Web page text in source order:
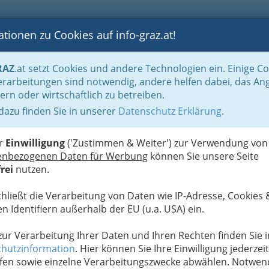
BLOGS FOTOS GASTRONOMIE BRANCHEN
zu Cookies auf info-graz.at!
.at setzt Cookies und andere Technologien ein. Einige
sind notwendig, andere helfen dabei, das
oder wirtschaftlich zu betreiben.
finden Sie in unserer Datenschutz Erklärung.
Einwilligung('Zustimmen & Weiter') zur Verwendung von
Daten für Werbung können Sie unsere Seite
nutzen.
die Verarbeitung von Daten wie IP-Adresse, Cookies
Identifiern außerhalb der EU (u.a. USA) ein.
Verarbeitung Ihrer Daten und Ihren Rechten finden Sie
. Hier können Sie Ihre Einwilligung jederzeit
sowie einzelne Verarbeitungszwecke abwählen.
& Handwerk, Gliederung der WKO Fleischer Geflügelausschrotung
spezialisiert haben, haben wir hier für Sie übersichtlich